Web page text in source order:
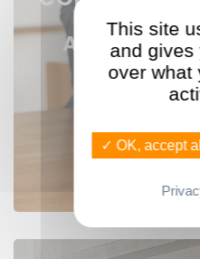
AGENCES,
Voir
This site
and gives
over what
✓ OK, accept all